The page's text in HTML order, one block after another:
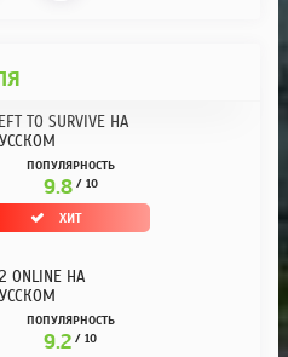
TO SURVIVE НА
ПОПУЛЯРНОСТЬ
9.8 / 10
ХИТ
ONLINE НА
ПОПУЛЯРНОСТЬ
9.2 / 10